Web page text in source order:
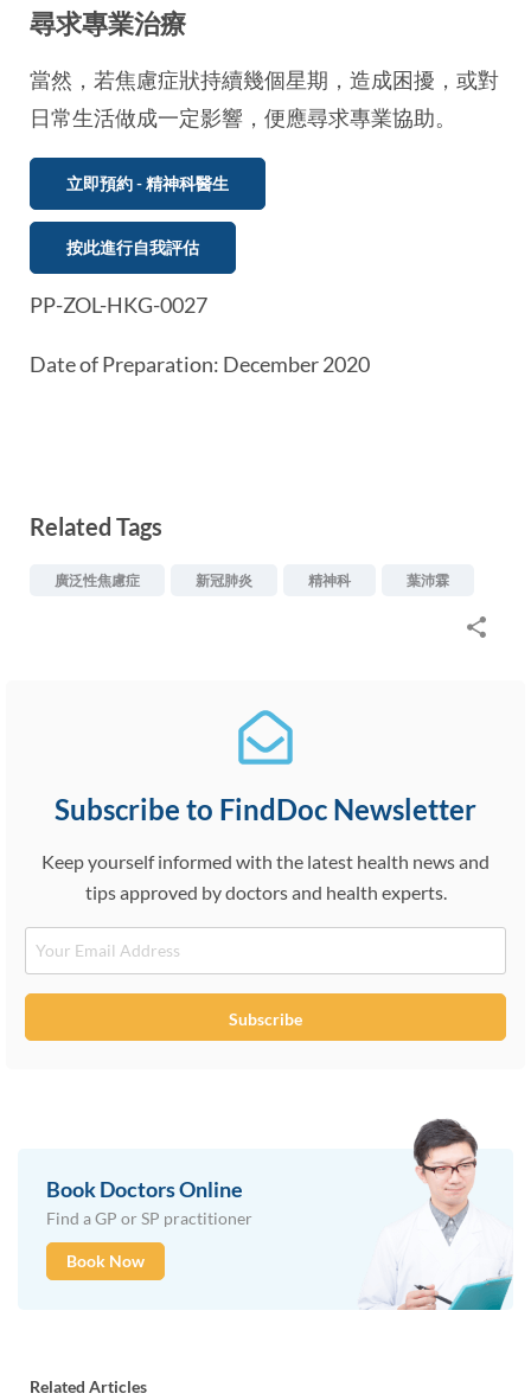
尋求專業治療
當然，若焦慮症狀持續幾個星期，造成困擾，或對
日常生活做成一定影響，便應尋求專業協助。
立即預約 - 精神科醫生
按此進行自我評估
PP-ZOL-HKG-0027
Date of Preparation: December 2020
Related Tags
廣泛性焦慮症 新冠肺炎 精神科 葉沛霖
Subscribe to FindDoc Newsletter
Keep yourself informed with the latest health news and
tips approved by doctors and health experts.
Email
Subscribe
Book Doctors Online
Find a GP or SP practitioner
Book Now
Related Articles